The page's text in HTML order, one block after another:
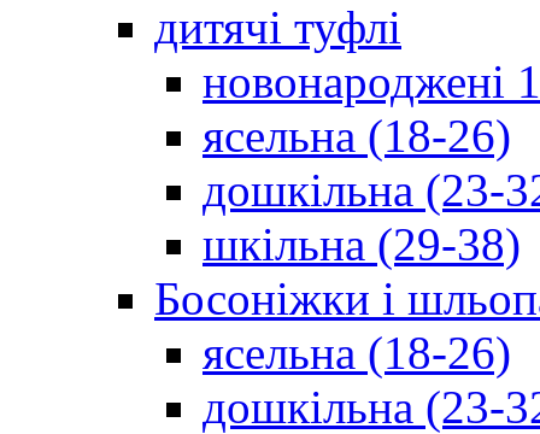
дитячі туфлі
новонароджені
ясельна (18-26)
дошкільна (23-
шкільна (29-38)
Босоніжки і
ясельна (18-26)
дошкільна (23-